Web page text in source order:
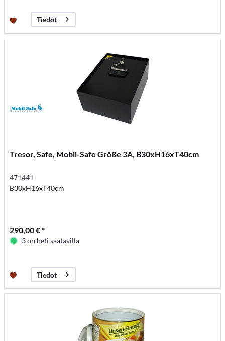
Tiedot
Tresor, Safe, Mobil-Safe Größe 3A, B30xH16xT40cm
471441
B30xH16xT40cm
290,00 € *
3 on heti saatavilla
Tiedot